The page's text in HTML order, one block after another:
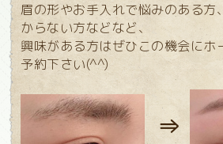
眉の形やお手入れで悩みのある方
からない方などなど、
興味がある方はぜひこの機会にホ
予約下さい(^^)
⇒